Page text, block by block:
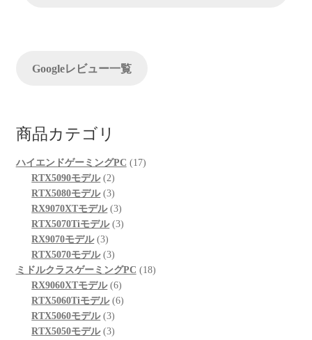
ンGoogleレビュー一覧
商品カテゴリ
ハイエンドゲーミングPC 1717
RTX5090モデル 22
個
の
商
RTX5080モデル 33
個
の
品
RX9070XTモデル 33
個
品
RTX5070Tiモデル 33
商
品
RX9070モデル 33
個
の
商
品
RTX5070モデル 33
個
の
商
品
ミドルクラスゲーミングPC 1818
RX9060XTモデル 66
個
RTX5060Tiモデル 66
RTX5060モデル 33
個
RTX5050モデル 33